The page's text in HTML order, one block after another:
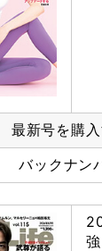
最新号を購
バックナン